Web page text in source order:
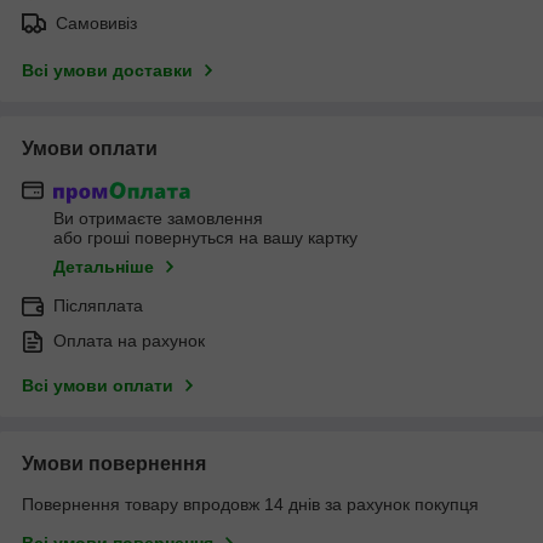
Самовивіз
Всі умови доставки
Умови оплати
Ви отримаєте замовлення
або гроші повернуться на вашу картку
Детальніше
Післяплата
Оплата на рахунок
Всі умови оплати
Умови повернення
Повернення товару впродовж 14 днів за рахунок покупця